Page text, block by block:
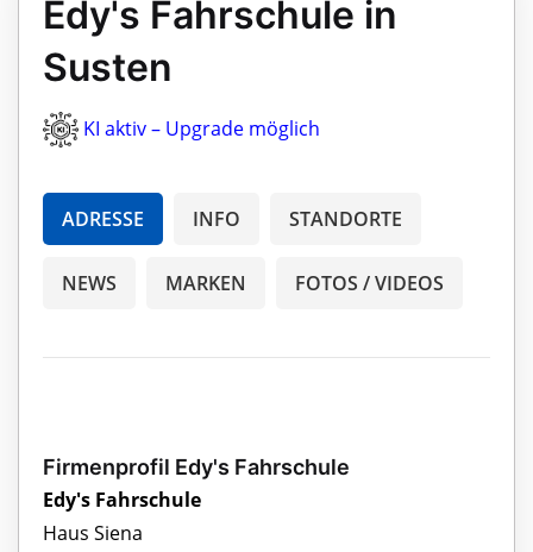
Edy's Fahrschule in
Susten
KI aktiv – Upgrade möglich
ADRESSE INFO STANDORTE
NEWS MARKEN FOTOS / VIDEOS
Firmenprofil Edy's Fahrschule
Edy's Fahrschule
Haus Siena